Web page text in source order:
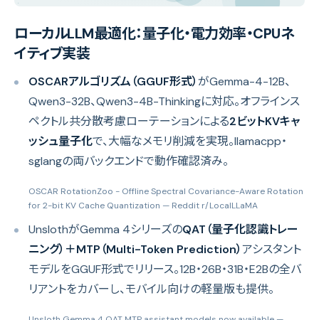
ローカルLLM最適化：量子化・電力効率・CPUネ
イティブ実装
OSCARアルゴリズム（GGUF形式）がGemma-4-12B、
Qwen3-32B、Qwen3-4B-Thinkingに対応。オフラインス
ペクトル共分散考慮ローテーションによる2ビットKVキャ
ッシュ量子化で、大幅なメモリ削減を実現。llamacpp・
sglangの両バックエンドで動作確認済み。
OSCAR RotationZoo - Offline Spectral Covariance-Aware Rotation
for 2-bit KV Cache Quantization — Reddit r/LocalLLaMA
UnslothがGemma 4シリーズのQAT（量子化認識トレー
ニング）＋MTP（Multi-Token Prediction）アシスタント
モデルをGGUF形式でリリース。12B・26B・31B・E2Bの全バ
リアントをカバーし、モバイル向けの軽量版も提供。